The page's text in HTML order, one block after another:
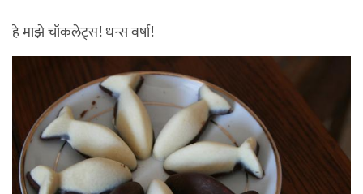
हे माझे चॉकलेट्स! धन्स वर्षा!